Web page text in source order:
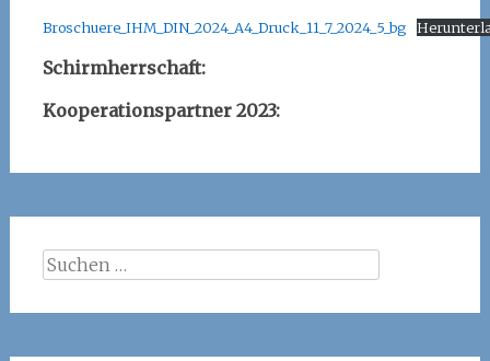
Broschuere_IHM_DIN_2024_A4_Druck_11_7_2024_5_bg
Schirmherrschaft:
Kooperationspartner 2023:
Suchen
nach: